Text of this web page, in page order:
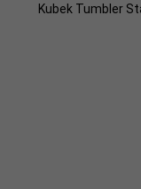
Kubek Tumbler